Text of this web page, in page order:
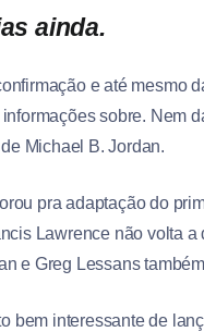
ainda.
e até mesmo
sobre. Nem
Michael B. Jordan.
pra adaptação do
Lawrence não volta
e Greg Lessans
bem interessante de